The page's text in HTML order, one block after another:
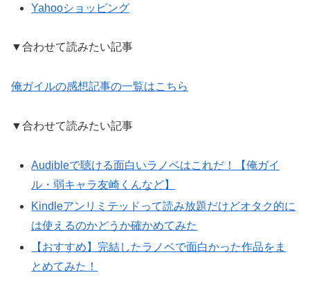
Yahooショッピング
▼合わせて読みたい記事
俺ガイルの感想記事の一覧はこちら
▼合わせて読みたい記事
Audibleで聴ける面白いラノベはこれだ！【俺ガイ
ル・弱キャラ友崎くんなど】
Kindleアンリミテッドって読み放題だけどオタク的に
は使えるのかどうか確かめてみた
【おすすめ】完結したラノベで面白かった作品をま
とめてみた！